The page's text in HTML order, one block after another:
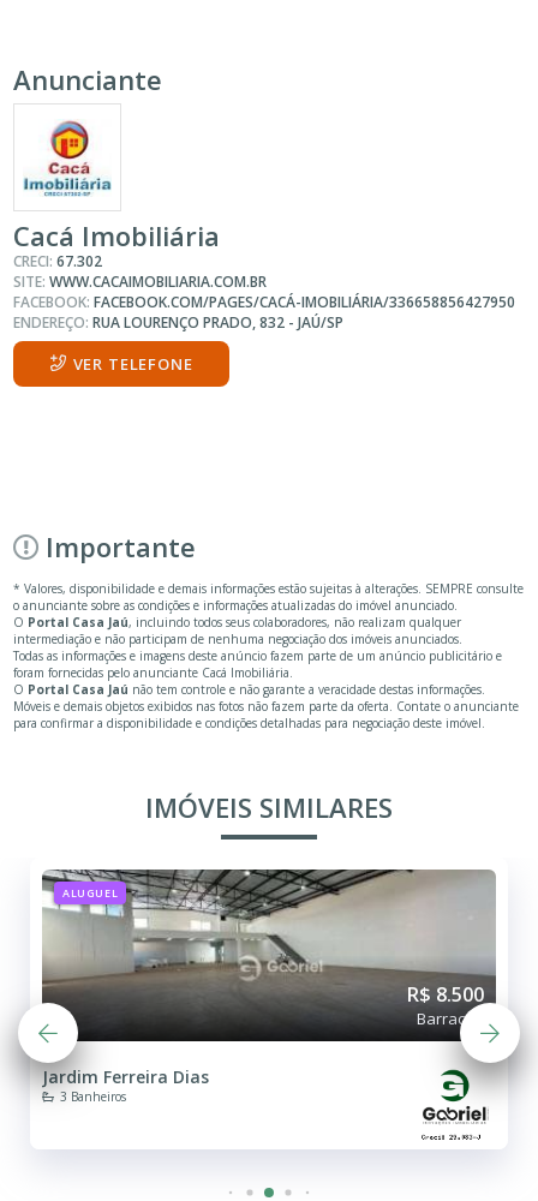
Anunciante
Cacá Imobiliária
CRECI:67.302
SITE:WWW.CACAIMOBILIARIA.COM.BR
FACEBOOK:FACEBOOK.COM/PAGES/CACÁ-IMOBILIÁRIA/336658856427950
ENDEREÇO:RUA LOURENÇO PRADO, 832 - JAÚ/SP
VER TELEFONE
Importante
* Valores, disponibilidade e demais informações estão sujeitas à alterações. SEMPRE consulte
o anunciante sobre as condições e informações atualizadas do imóvel anunciado.
O Portal Casa Jaú, incluindo todos seus colaboradores, não realizam qualquer
intermediação e não participam de nenhuma negociação dos imóveis anunciados.
Todas as informações e imagens deste anúncio fazem parte de um anúncio publicitário e
foram fornecidas pelo anunciante Cacá Imobiliária.
O Portal Casa Jaú não tem controle e não garante a veracidade destas informações.
Móveis e demais objetos exibidos nas fotos não fazem parte da oferta. Contate o anunciante
para confirmar a disponibilidade e condições detalhadas para negociação deste imóvel.
IMÓVEIS SIMILARES
ALUGUEL
R$ 8.500
Barracão
Jardim Ferreira Dias
3 Banheiros